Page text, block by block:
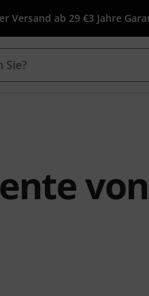
Versand ab 29 €3 Jahre